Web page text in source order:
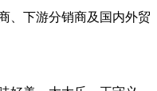
、下游分销商及国内外贸